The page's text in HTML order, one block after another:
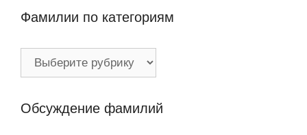
Фамилии по категориям
Обсуждение фамилий